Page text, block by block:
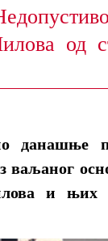
од
данашње
ваљаног
и њих